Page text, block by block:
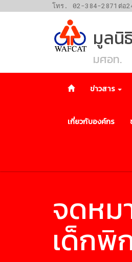
โทร. 02-384-2871ต่อ
มูลนิ
มศอท.
ข่าวสาร
เกี่ยวกับองค์กร
จดหม
เด็กพิ